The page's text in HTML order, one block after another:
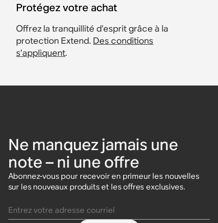
Protégez votre achat
Offrez la tranquillité d’esprit grâce à la
protection Extend. Des conditions
s’appliquent.
Ne manquez jamais une
note – ni une offre
Abonnez-vous pour recevoir en primeur les nouvelles
sur les nouveaux produits et les offres exclusives.